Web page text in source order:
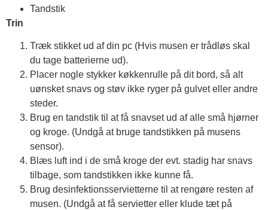
Tandstik
Trin
Træk stikket ud af din pc (Hvis musen er trådløs skal
du tage batterierne ud).
Placer nogle stykker køkkenrulle på dit bord, så alt
uønsket snavs og støv ikke ryger på gulvet eller andre
steder.
Brug en tandstik til at få snavset ud af alle små hjørner
og kroge. (Undgå at bruge tandstikken på musens
sensor).
Blæs luft ind i de små kroge der evt. stadig har snavs
tilbage, som tandstikken ikke kunne få.
Brug desinfektionsservietterne til at rengøre resten af
musen. (Undgå at få servietter eller klude tæt på